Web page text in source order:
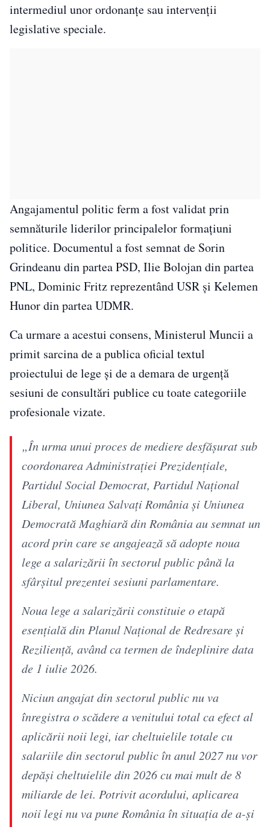
intermediul unor ordonanțe sau intervenții
legislative speciale.
Angajamentul politic ferm a fost validat prin
semnăturile liderilor principalelor formațiuni
politice. Documentul a fost semnat de Sorin
Grindeanu din partea PSD, Ilie Bolojan din partea
PNL, Dominic Fritz reprezentând USR și Kelemen
Hunor din partea UDMR.
Ca urmare a acestui consens, Ministerul Muncii a
primit sarcina de a publica oficial textul
proiectului de lege și de a demara de urgență
sesiuni de consultări publice cu toate categoriile
profesionale vizate.
„În urma unui proces de mediere desfășurat sub
coordonarea Administrației Prezidențiale,
Partidul Social Democrat, Partidul Național
Liberal, Uniunea Salvați România și Uniunea
Democrată Maghiară din România au semnat un
acord prin care se angajează să adopte noua
lege a salarizării în sectorul public până la
sfârșitul prezentei sesiuni parlamentare.
Noua lege a salarizării constituie o etapă
esențială din Planul Național de Redresare și
Reziliență, având ca termen de îndeplinire data
de 1 iulie 2026.
Niciun angajat din sectorul public nu va
înregistra o scădere a venitului total ca efect al
aplicării noii legi, iar cheltuielile totale cu
salariile din sectorul public în anul 2027 nu vor
depăși cheltuielile din 2026 cu mai mult de 8
miliarde de lei. Potrivit acordului, aplicarea
noii legi nu va pune România în situația de a-și